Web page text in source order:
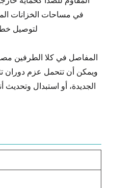
لتوصيل خط
المفاصل في كلا الطرفين
ويمكن أن تتحمل عزم دوران
الجديدة، أو استبدال وتحديث